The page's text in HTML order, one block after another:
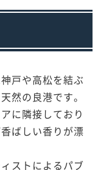
戸や高松を結ぶ
然の良港です。
に隣接しており
ばしい香りが漂
ストによるパブ